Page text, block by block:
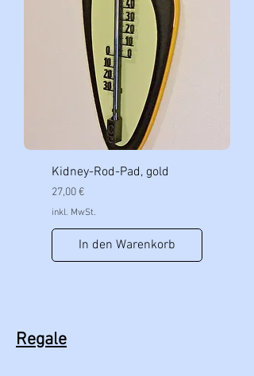
Kidney-Rod-Pad, gold
Preis
27,00 €
inkl. MwSt.
In den Warenkorb
Regale